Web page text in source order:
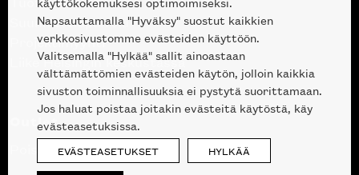
Suunnittelupalvelu
Projektimyynti
Liike Helsingin keskustassa
Outlet
Poistuvat mallikappaleet
Napsauttamalla "Hyväksy" suostut kaikkien
verkkosivustomme evästeiden käyttöön.
Valitsemalla "Hylkää" sallit ainoastaan
välttämättömien evästeiden käytön, jolloin kaikkia
sivuston toiminnallisuuksia ei pystytä suorittamaan.
Jos haluat poistaa joitakin evästeitä käytöstä, käy
evästeasetuksissa.
EVÄSTEASETUKSET HYLKÄÄ